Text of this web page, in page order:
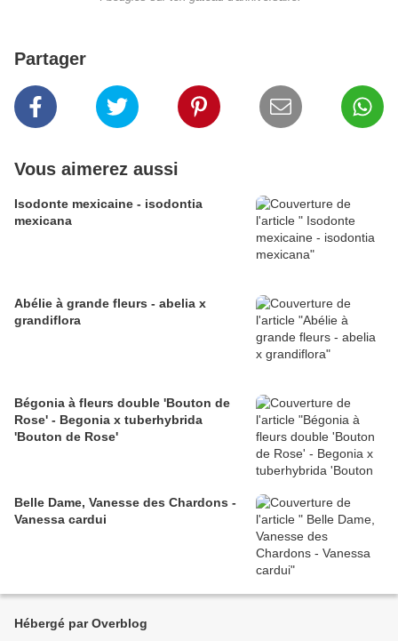
Partager
Vous aimerez aussi
Isodonte mexicaine - isodontia
mexicana
Abélie à grande fleurs - abelia x
grandiflora
Bégonia à fleurs double 'Bouton de
Rose' - Begonia x tuberhybrida
'Bouton de Rose'
Belle Dame, Vanesse des Chardons -
Vanessa cardui
Hébergé par Overblog